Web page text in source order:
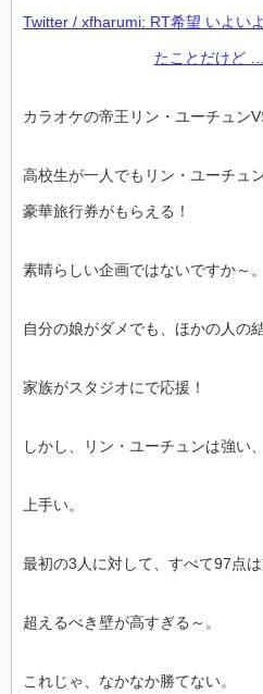
Twitter / xfharumi: RT希望 いよい
たことだけど …
カラオケの帝王リン・ユーチュン
高校生が一人でもリン・ユーチュ
豪華旅行券がもらえる！
素晴らしい企画ではないですか～。
自分の娘がダメでも、ほかの人の
家族がスタジオにで応援！
しかし、リン・ユーチュンは強い、
上手い。
最初の3人に対して、すべて97点は
超えるべき壁が高すぎる～。
これじゃ、なかなか勝てない。